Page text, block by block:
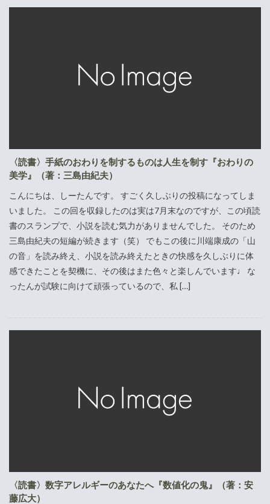
〈読書〉手紙のおわりを制するものは人生を制す『おわりの
美学』（著：三島由紀夫）
こんにちは、しーたんです。 すごく久しぶりの投稿になってしま
いました。 この回を収録したのは実は7月末なのですが、この頃読
書のスランプで、小説を読む気力がありませんでした。 そのため
三島由紀夫の短編が続きます（笑） でもこの後に川端康成の「山
の音」を読み終え、小説を読み終えたときの快感を久しぶりに体
感できたことを契機に、その後はまた色々と楽しんでいます♩ な
ったんが試験に向けて頑張っているので、私 […]
〈読書〉数字アレルギーのあなたへ『数値化の鬼』（著：安
藤広大）